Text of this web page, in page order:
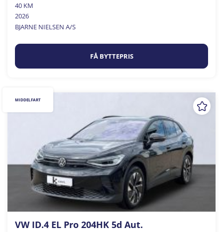
40 KM
2026
BJARNE NIELSEN A/S
FÅ BYTTEPRIS
VW ID.4 EL Pro 204HK 5d Aut.
MIDDELFART